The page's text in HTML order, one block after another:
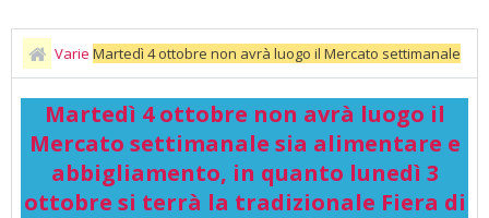
Varie Martedì 4 ottobre non avrà luogo il Mercato settimanale
sia alimentare e abbigliamento, in quanto lunedì 3 ottobre si terrà la
tradizionale Fiera di
Martedì 4 ottobre non avrà luogo il
Mercato settimanale sia alimentare e
abbigliamento, in quanto lunedì 3
ottobre si terrà la tradizionale Fiera di